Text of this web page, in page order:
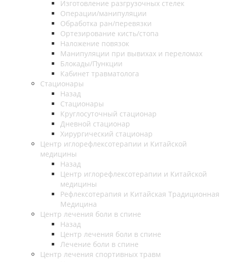
Изготовление разгрузочных стелек
Операции/манипуляции
Обработка ран/перевязки
Ортезирование кисть/стопа
Наложение повязок
Манипуляции при вывихах и переломах
Блокады/Пункции
Кабинет травматолога
Стационары
Назад
Стационары
Круглосуточный стационар
Дневной стационар
Хирургический стационар
Центр иглорефлексотерапии и Китайской
медицины
Назад
Центр иглорефлексотерапии и Китайской
медицины
Рефлексотерапия и Китайская Традиционная
Медицина
Центр лечения боли в спине
Назад
Центр лечения боли в спине
Лечение боли в спине
Центр лечения спортивных травм